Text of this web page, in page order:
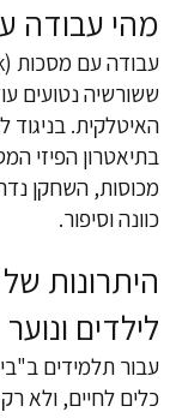
מהי עבודה
ששורשיה נטועים
האיטלקית.
בתיאטרון הפיזי
מכוסות, השחקן
כוונה וסיפור.
היתרונות
לילדים ונוער
עבור תלמידים
כלים לחיים, ולא